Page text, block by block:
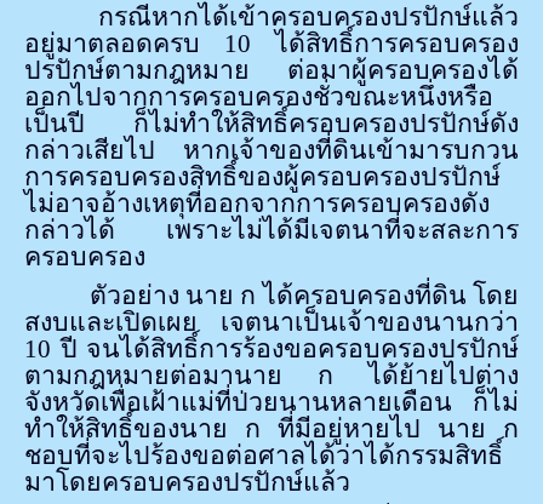
กรณีหากได้เข้าครอบครองปรปักษ์แล้ว
อยู่มาตลอดครบ 10 ได้สิทธิ์การครอบครอง
ปรปักษ์ตามกฎหมาย ต่อมาผู้ครอบครองได้
ออกไปจากการครอบครองชั่วขณะหนึ่งหรือ
เป็นปี ก็ไม่ทำให้สิทธิ์ครอบครองปรปักษ์ดัง
กล่าวเสียไป หากเจ้าของที่ดินเข้ามารบกวน
การครอบครองสิทธิ์ของผู้ครอบครองปรปักษ์
ไม่อาจอ้างเหตุที่ออกจากการครอบครองดัง
กล่าวได้ เพราะไม่ได้มีเจตนาที่จะสละการ
ครอบครอง
ตัวอย่าง นาย ก ได้ครอบครองที่ดิน โดย
สงบและเปิดเผย เจตนาเป็นเจ้าของนานกว่า
10 ปี จนได้สิทธิ์การร้องขอครอบครองปรปักษ์
ตามกฎหมายต่อมานาย ก ได้ย้ายไปต่าง
จังหวัดเพื่อเฝ้าแม่ที่ป่วยนานหลายเดือน ก็ไม่
ทำให้สิทธิ์ของนาย ก ที่มีอยู่หายไป นาย ก
ชอบที่จะไปร้องขอต่อศาลได้ว่าได้กรรมสิทธิ์
มาโดยครอบครองปรปักษ์แล้ว